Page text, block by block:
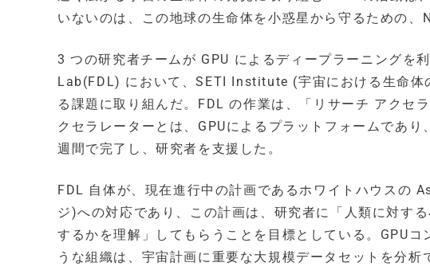
いないのは、この地球の生命体を小惑星から守るための、
3 つの研究者チームが GPU によるディープラーニング
Lab(FDL) において、SETI Institute (宇宙における生命体
る課題に取り組んだ。FDL の作業は、「リサーチ アクセ
クセラレーターとは、GPUによるプラットフォームであ
週間で完了し、研究者を支援した。
FDL 自体が、現在進行中の計画であるホワイトハウスの
ジ)への対応であり、この計画は、研究者に「人類に対す
するかを理解」してもらうことを目標としている。GPU
うな組織は、宇宙計画に重要な大規模データセットを分析